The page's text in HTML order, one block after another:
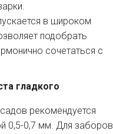
в широком
подобрать
сочетаться с
гладкого
рекомендуется
0,5-0,7 мм. Для